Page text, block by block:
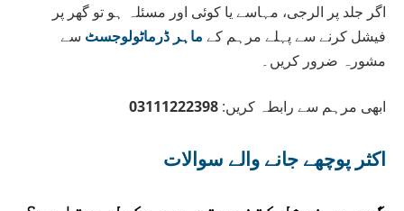
اگر جلد پر الرجی، مہاسے یا کوئی اور مسئلہ ہو تو گھر پر
فیشل کرنے سے پہلے مرہم کے ماہر ڈرماٹولوجسٹ سے
مشورہ ضرور کریں۔
ابھی مرہم سے رابطہ کریں:
اکثر پوچھے جانے والے سوالات